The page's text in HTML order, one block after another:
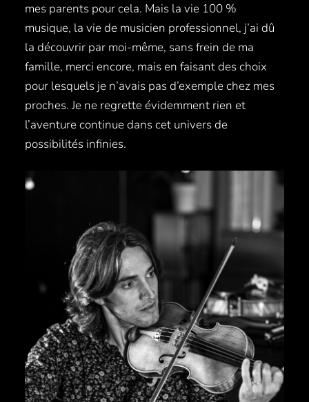
mes parents pour cela. Mais la vie 100 %
musique, la vie de musicien professionnel, j’ai dû
la découvrir par moi-même, sans frein de ma
famille, merci encore, mais en faisant des choix
pour lesquels je n’avais pas d’exemple chez mes
proches. Je ne regrette évidemment rien et
l’aventure continue dans cet univers de
possibilités infinies.